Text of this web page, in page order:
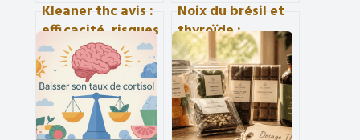
Kleaner thc avis :
efficacité, risques
et alternatives
passées au crible
Noix du brésil et
thyroïde :
bienfaits, risques
et mode d’emploi